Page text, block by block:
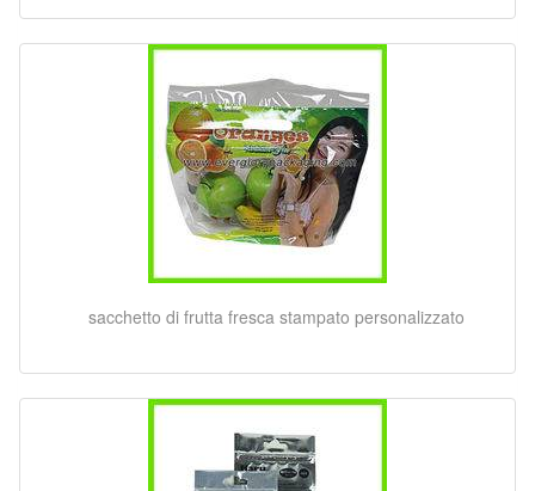
sacchetto di frutta fresca stampato personalizzato